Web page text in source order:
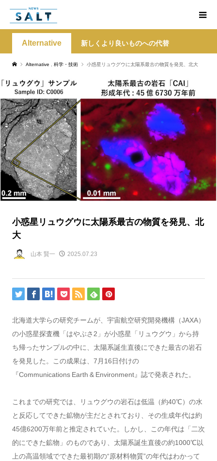
Alternative 新しくより良いものへの代替
Alternative 科学・技術 小惑星リュウグウに太陽系最古の物質を発見、北大
小惑星リュウグウに太陽系最古の物質を発見、北
大
山本 賢一 2025.07.23
北海道大学らの研究チームが、宇宙航空研究開発機構（JAXA）
の小惑星探査機「はやぶさ2」が小惑星「リュウグウ」から持
ち帰ったサンプルの中に、太陽系誕生直後にできた最古の岩石
を発見した。この成果は、7月16日付けの
『Communications Earth & Environment』誌で発表された。
これまでの研究では、リュウグウの岩石は低温（約40℃）の水
と反応してできた鉱物が主だとされており、その生成年代は約
45億6200万年前と推定されていた。しかし、この年代は「二次
的にできた鉱物」のものであり、太陽系誕生直後の約1000℃以
上の高温領域でできた最初期の“原材料物質”の年代はわかって